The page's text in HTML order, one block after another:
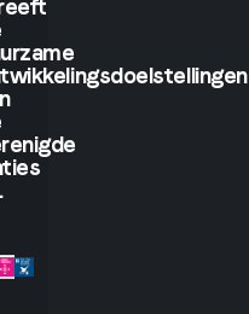
see.
But
if
let